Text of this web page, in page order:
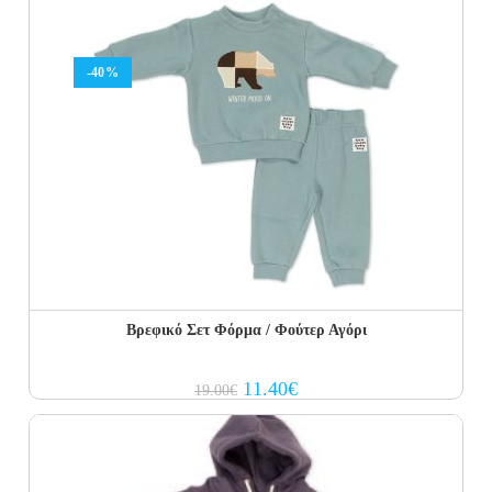
-40%
Βρεφικό Σετ Φόρμα / Φούτερ Αγόρι
19.00€ Original
price
was:
19.00€.
11.40€Current
price
is: